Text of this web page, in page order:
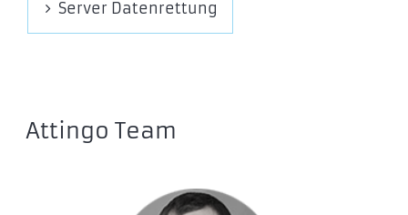
WDBWAZ0000NBK
Server Datenrettung
Attingo Team